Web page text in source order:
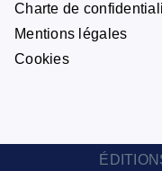
Charte de
Mentions légales
Cookies